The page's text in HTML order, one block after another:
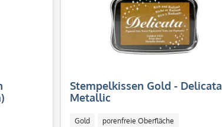
Stempelkissen Gold - Delicata
Metallic
Gold porenfreie Oberfläche